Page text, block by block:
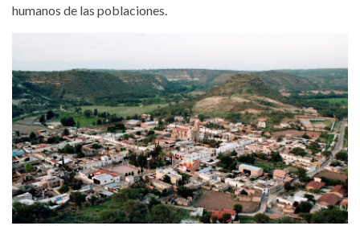
humanos de las poblaciones.